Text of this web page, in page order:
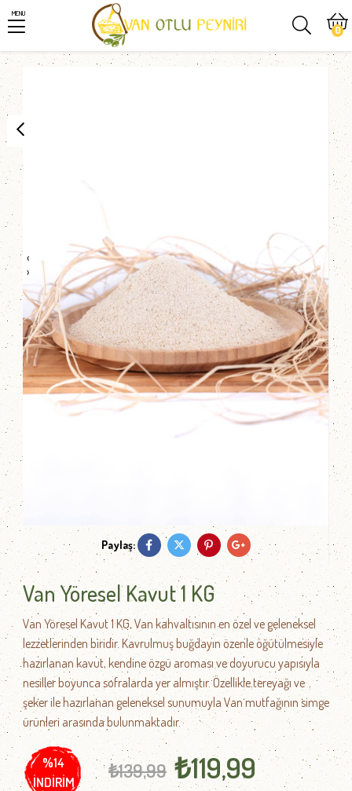
MENU
0
‹
›
Paylaş:
Van Yöresel Kavut 1 KG
Van Yöresel Kavut 1 KG, Van kahvaltısının en özel ve geleneksel
lezzetlerinden biridir. Kavrulmuş buğdayın özenle öğütülmesiyle
hazırlanan kavut, kendine özgü aroması ve doyurucu yapısıyla
nesiller boyunca sofralarda yer almıştır. Özellikle tereyağı ve
şeker ile hazırlanan geleneksel sunumuyla Van mutfağının simge
ürünleri arasında bulunmaktadır.
%14
İNDIRIM
₺139,99 ₺119,99